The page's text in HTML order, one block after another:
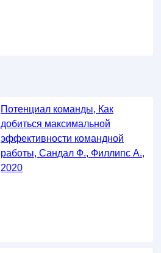
Потенциал команды, Как
добиться максимальной
эффективности командной
работы, Сандал Ф., Филлипс А.,
2020